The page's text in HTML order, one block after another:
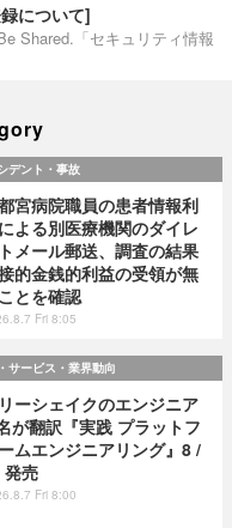
について]
Shared.「セキュリティ情報
デント・事故
宮病院職員の患者情報利
よる別医療機関のダイレ
メール郵送、調査の結果
的金銭的利益の受領が無
とを確認
Fri 8:05
サービス・業界動向
ーシェイクのエンジニア
が翻訳『実践 プラットフ
ムエンジニアリング』8 /
発売
Fri 8:00